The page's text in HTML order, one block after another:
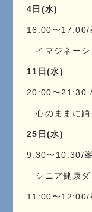
4日(水)
16:00〜17:00/
イマジネーシ
11日(水)
20:00〜21:30
心のままに踊
25日(水)
9:30〜10:30/
シニア健康ダ
11:00〜12:00/